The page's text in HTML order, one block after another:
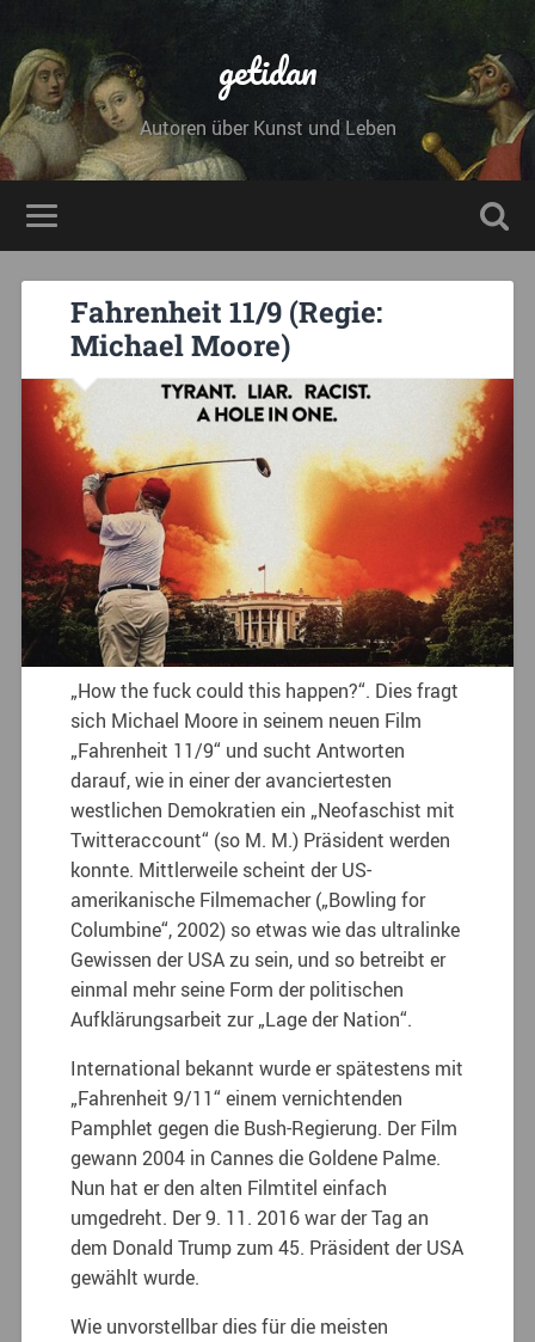
getidan
Autoren über Kunst und Leben
Fahrenheit 11/9 (Regie:
Michael Moore)
„How the fuck could this happen?“. Dies fragt
sich Michael Moore in seinem neuen Film
„Fahrenheit 11/9“ und sucht Antworten
darauf, wie in einer der avanciertesten
westlichen Demokratien ein „Neofaschist mit
Twitteraccount“ (so M. M.) Präsident werden
konnte. Mittlerweile scheint der US-
amerikanische Filmemacher („Bowling for
Columbine“, 2002) so etwas wie das ultralinke
Gewissen der USA zu sein, und so betreibt er
einmal mehr seine Form der politischen
Aufklärungsarbeit zur „Lage der Nation“.
International bekannt wurde er spätestens mit
„Fahrenheit 9/11“ einem vernichtenden
Pamphlet gegen die Bush-Regierung. Der Film
gewann 2004 in Cannes die Goldene Palme.
Nun hat er den alten Filmtitel einfach
umgedreht. Der 9. 11. 2016 war der Tag an
dem Donald Trump zum 45. Präsident der USA
gewählt wurde.
Wie unvorstellbar dies für die meisten